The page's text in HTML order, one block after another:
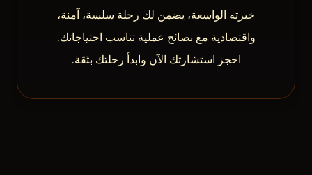
خبرته الواسعة، يضمن لك رحلة سلسة، آمنة،
واقتصادية مع نصائح عملية تناسب احتياجاتك.
احجز استشارتك الآن وابدأ رحلتك بثقة.